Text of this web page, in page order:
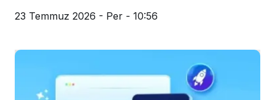
23 Temmuz 2026 - Per - 10:56